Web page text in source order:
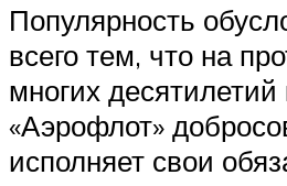
Популярность
всего тем, что на
многих
«Аэрофлот»
исполняет свои